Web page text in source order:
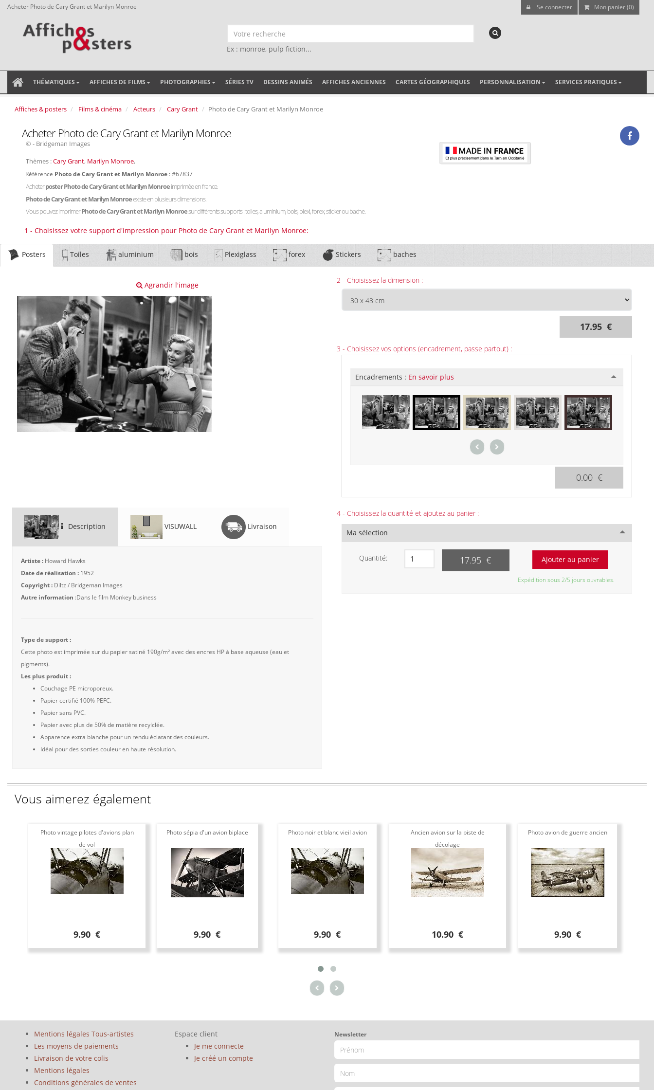
Acheter Photo de Cary Grant et Marilyn Monroe Se connecter Mon panier (0)
Ex : monroe, pulp fiction...
THÉMATIQUES AFFICHES DE FILMS PHOTOGRAPHIES SÉRIES TV DESSINS ANIMÉS AFFICHES ANCIENNES CARTES GÉOGRAPHIQUES PERSONNALISATION SERVICES PRATIQUES
Affiches & posters Films & cinéma Acteurs Cary Grant Photo de Cary Grant et Marilyn Monroe
Acheter Photo de Cary Grant et Marilyn Monroe
© - Bridgeman Images
Thèmes :Cary Grant, Marilyn Monroe,
Référence Photo de Cary Grant et Marilyn Monroe : #67837
Acheterposter Photo de Cary Grant et Marilyn Monroeimprimée en france.
Photo de Cary Grant et Marilyn Monroeexiste en plusieurs dimensions.
Vous pouvez imprimerPhoto de Cary Grant et Marilyn Monroesur différents supports : toiles, aluminium, bois, plexi, forex, sticker ou bache.
1 - Choisissez votre support d'impression pour Photo de Cary Grant et Marilyn Monroe:
Posters Toiles aluminium bois Plexiglass forex Stickers baches
Agrandir l'image
Description VISUWALL Livraison
Artiste : Howard Hawks
Date de réalisation : 1952
Copyright : Diltz / Bridgeman Images
Autre information :Dans le film Monkey business
Type de support :
Cette photo est imprimée sur du papier satiné 190g/m² avec des encres HP à base aqueuse (eau et
pigments).
Les plus produit :
Couchage PE microporeux.
Papier certifié 100% PEFC.
Papier sans PVC.
Papier avec plus de 50% de matière recylclée.
Apparence extra blanche pour un rendu éclatant des couleurs.
Idéal pour des sorties couleur en haute résolution.
2 - Choisissez la dimension :
17.95 €
3 - Choisissez vos options (encadrement, passe partout) :
Encadrements : En savoir plus
0.00 €
4 - Choisissez la quantité et ajoutez au panier :
Ma sélection
Quantité: 17.95 €
Expédition sous 2/5 jours ouvrables.
Vous aimerez également
Photo vintage pilotes d'avions plan
de vol
9.90 €
Photo sépia d'un avion biplace
9.90 €
Photo noir et blanc vieil avion
9.90 €
Ancien avion sur la piste de
décolage
10.90 €
Photo avion de guerre ancien
9.90 €
Mentions légales Tous-artistes
Les moyens de paiements
Livraison de votre colis
Mentions légales
Conditions générales de ventes
Espace client
Je me connecte
Je créé un compte
Newsletter